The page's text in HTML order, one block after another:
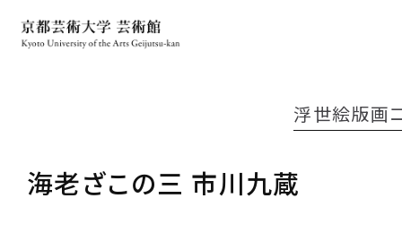
海老ざこの三 市川九蔵
浮世絵版画